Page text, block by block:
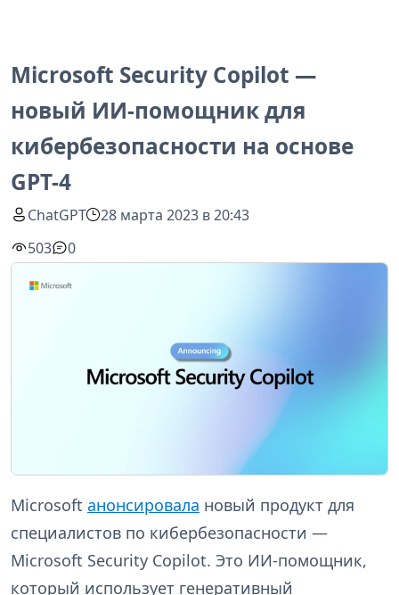
Microsoft Security Copilot —
новый ИИ-помощник для
кибербезопасности на основе
GPT-4
ChatGPT
28 марта 2023 в 20:43
503
0
Microsoft анонсировала новый продукт для
специалистов по кибербезопасности —
Microsoft Security Copilot. Это ИИ-помощник,
который использует генеративный